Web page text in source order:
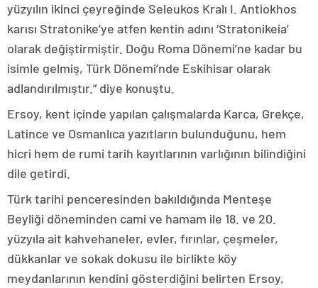
yüzyılın ikinci çeyreğinde Seleukos Kralı I. Antiokhos
karısı Stratonike’ye atfen kentin adını ‘Stratonikeia’
olarak değiştirmiştir. Doğu Roma Dönemi’ne kadar bu
isimle gelmiş, Türk Dönemi’nde Eskihisar olarak
adlandırılmıştır.” diye konuştu.
Ersoy, kent içinde yapılan çalışmalarda Karca, Grekçe,
Latince ve Osmanlıca yazıtların bulunduğunu, hem
hicri hem de rumi tarih kayıtlarının varlığının bilindiğini
dile getirdi.
Türk tarihi penceresinden bakıldığında Menteşe
Beyliği döneminden cami ve hamam ile 18. ve 20.
yüzyıla ait kahvehaneler, evler, fırınlar, çeşmeler,
dükkanlar ve sokak dokusu ile birlikte köy
meydanlarının kendini gösterdiğini belirten Ersoy,